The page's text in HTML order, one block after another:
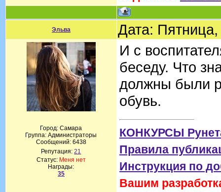
Эльва Дата:
Город: Самара
Группа: Администраторы
Сообщений: 6438
Репутация:21
Статус: Меня нет
Награды:
35
И с
беседу. Что
должны были
обувь.
КОНКУРСЫ
Правила
Инструкция по
Вашим